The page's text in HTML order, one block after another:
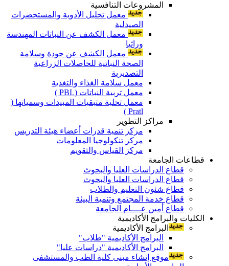
المشروعات التنافسية
معمل تحليل الأدوية والمستحضرات
الصيدلية
معمل الكشف عن النباتات المهندسة
وراثيا
معمل الكشف عن جودة وسلامة
الصحة النباتية للحاصلات الزراعية
التصديرية
معمل سلامة الغذاء والتغذية
معمل تربية النباتات (PBL )
معمل تحلية متبقيات المبيدات وسمياتها (
Pratl )
مراكز التطوير
مركز تنمية قدرات أعضاء هيئة التدريس
مركز تنكولوجيا المعلومات
مركز القياس والتقويم
قطاعات الجامعة
قطاع الدراسات العليا والبحوث
قطاع الدراسات العليا والبحوث
قطاع شئون التعليم والطلاب
قطاع خدمة المجتمع وتنمية البيئة
قطاع أمين عــــام الجامعة
الكليات والبرامج الأكاديمية
البرامج الأكاديمية
البرامج الأكاديمية "طلاب"
البرامج الأكاديمية "دراسات عليا"
موقع إنشاء مبنى كلية الطب والمستشفى